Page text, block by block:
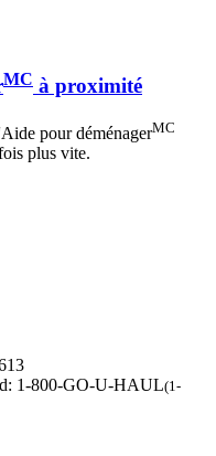
MC à proximité
pour déménagerMC
plus vite.
1-800-GO-U-HAUL(1-